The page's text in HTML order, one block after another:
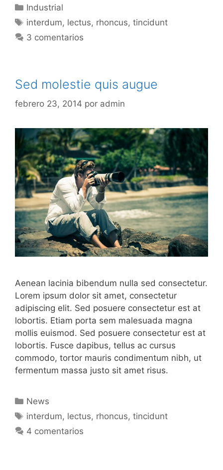
Categorías
Industrial
Etiquetas
interdum, lectus, rhoncus,tincidunt
3 comentarios
Sed molestie quis augue
febrero 23, 2014 por admin
Aenean lacinia bibendum nulla sed consectetur.
Lorem ipsum dolor sit amet, consectetur
adipiscing elit. Sed posuere consectetur est at
lobortis. Etiam porta sem malesuada magna
mollis euismod. Sed posuere consectetur est at
lobortis. Fusce dapibus, tellus ac cursus
commodo, tortor mauris condimentum nibh, ut
fermentum massa justo sit amet risus.
Categorías
News
Etiquetas
interdum, lectus, rhoncus,tincidunt
4 comentarios